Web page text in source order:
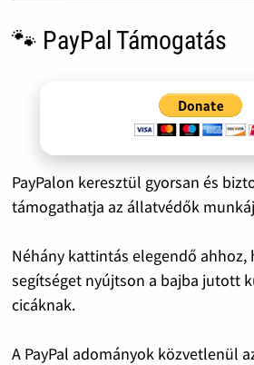
🐾 PayPal Támogatás
PayPalon keresztül gyorsan és
támogathatja az állatvédők
Néhány kattintás elegendő ahhoz,
segítséget nyújtson a bajba jutott
cicáknak.
A PayPal adományok közvetlenül